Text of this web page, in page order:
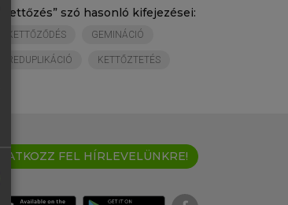
kettőzés” szó hasonló kifejezései:
KETTŐZŐDÉS GEMINÁCIÓ
REDUPLIKÁCIÓ KETTŐZTETÉS
IRATKOZZ FEL HÍRLEVELÜNKRE!